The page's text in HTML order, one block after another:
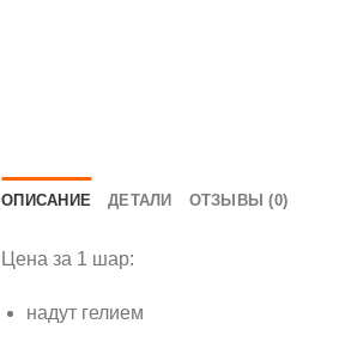
ОПИСАНИЕ ДЕТАЛИ ОТЗЫВЫ (0)
Цена за 1 шар:
надут гелием